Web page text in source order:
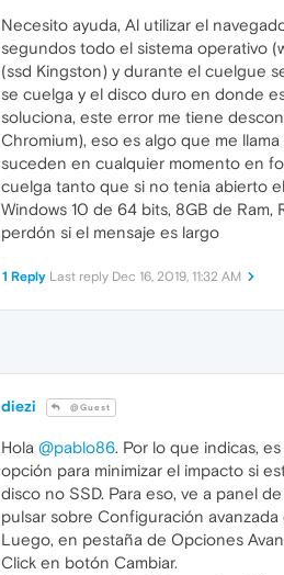
Necesito ayuda, Al utilizar el
segundos todo el sistema operativo
(ssd Kingston) y durante el cuelgue
se cuelga y el disco duro en donde
soluciona, este error me tiene
Chromium), eso es algo que me
suceden en cualquier momento en
cuelga tanto que si no tenia abierto
Windows 10 de 64 bits, 8GB de
perdón si el mensaje es largo
1 Reply Last reply Dec 16, 2019, 11:32 AM
diezi @Guest
Hola @pablo86. Por lo que indicas,
opción para minimizar el impacto si
disco no SSD. Para eso, ve a panel
pulsar sobre Configuración avanzada
Luego, en pestaña de Opciones
Click en botón Cambiar.